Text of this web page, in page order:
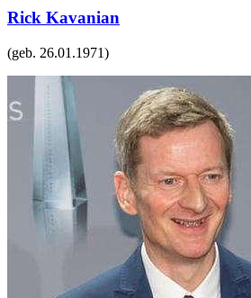
Rick Kavanian
(geb. 26.01.1971)